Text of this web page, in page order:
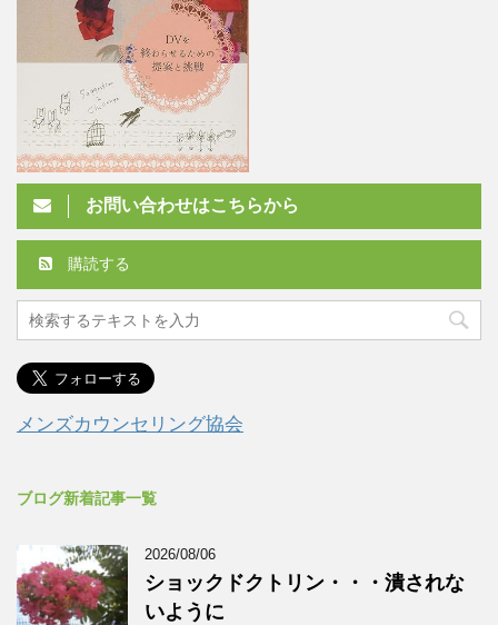
お問い合わせはこちらから
購読する
メンズカウンセリング協会
ブログ新着記事一覧
2026/08/06
ショックドクトリン・・・潰されな
いように